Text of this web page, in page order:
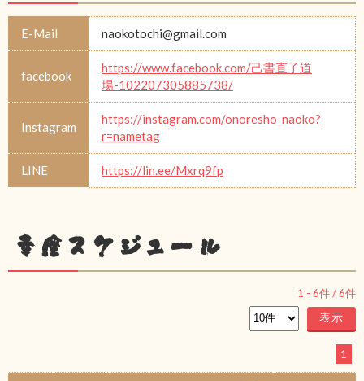
E-Mail naokotochi@gmail.com
facebook
https://www.facebook.com/己書直子道
場-102207305885738/
Instagram
https://instagram.com/onoresho_naoko?
r=nametag
LINE https://lin.ee/Mxrq9fp
幸座スケジュール
1 - 6件 /6件
1